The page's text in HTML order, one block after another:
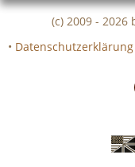
(c) 2009 - 2026
• Datenschutzerklärung